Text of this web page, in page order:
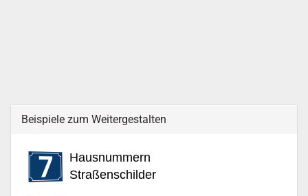
Beispiele zum Weitergestalten
Hausnummern
Straßenschilder